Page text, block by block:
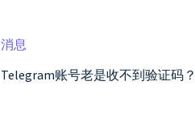
消息
Telegram账号老是收不到验证码